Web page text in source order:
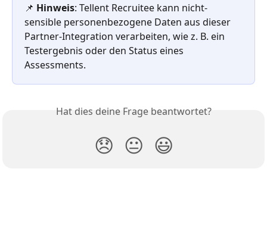
📌 Hinweis: Tellent Recruitee kann nicht-
sensible personenbezogene Daten aus dieser
Partner-Integration verarbeiten, wie z. B. ein
Testergebnis oder den Status eines
Assessments.
Hat dies deine Frage beantwortet?
😞 😐 😃